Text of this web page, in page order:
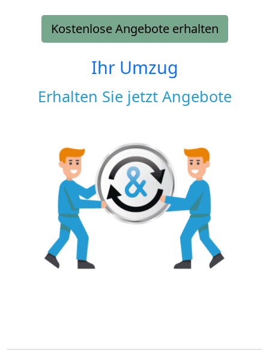
Kostenlose Angebote erhalten
Ihr Umzug
Erhalten Sie jetzt Angebote